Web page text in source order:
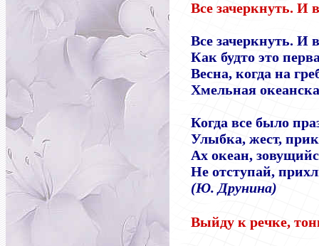
Все зачеркнуть. И
Все зачеркнуть. И
Как будто это
Весна, когда на
Хмельная
Когда все было
Улыбка, жест,
Ах океан,
Не отступай,
(Ю. Друнина)
Выйду к речке,